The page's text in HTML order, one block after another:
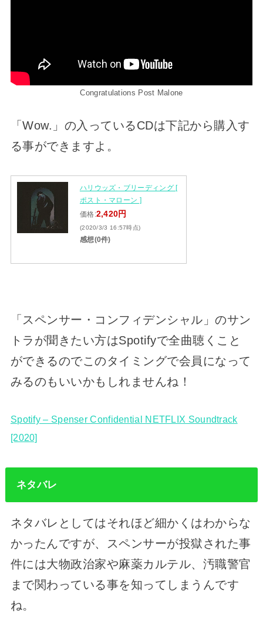
Congratulations Post Malone
「Wow.」の入っているCDは下記から購入す
る事ができますよ。
ハリウッズ・ブリーディング [
ポスト・マローン ]
価格:2,420円
(2020/3/3 16:57時点)
感想(0件)
「スペンサー・コンフィデンシャル」のサン
トラが聞きたい方はSpotifyで全曲聴くこと
ができるのでこのタイミングで会員になって
みるのもいいかもしれませんね！
Spotify – Spenser Confidential NETFLIX Soundtrack
[2020]
ネタバレ
ネタバレとしてはそれほど細かくはわからな
かったんですが、スペンサーが投獄された事
件には大物政治家や麻薬カルテル、汚職警官
まで関わっている事を知ってしまうんです
ね。